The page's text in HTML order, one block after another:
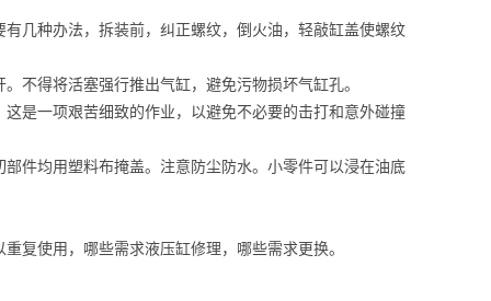
几种办法，拆装前，纠正螺纹，倒火油，轻敲缸盖使螺纹
不得将活塞强行推出气缸，避免污物损坏气缸孔。
是一项艰苦细致的作业，以避免不必要的击打和意外碰撞
件均用塑料布掩盖。注意防尘防水。小零件可以浸在油底
复使用，哪些需求液压缸修理，哪些需求更换。